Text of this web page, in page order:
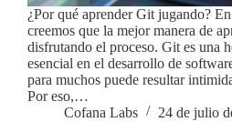
¿Por qué aprender Git jugando?
creemos que la mejor manera de
disfrutando el proceso. Git es una
esencial en el desarrollo de
para muchos puede resultar
Por eso,…
Cofana Labs
24 de julio